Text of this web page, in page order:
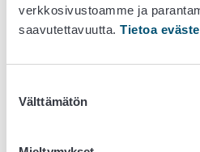
verkkosivustoamme ja
saavutettavuutta. Tietoa
valinta
Välttämätön
elävää tai perkaamatonta kalaa
joka aiheuttaa kuolleisuutta
lääkettä eikä rokotetta ole
ja lemmikkeihin IHN-tauti ei